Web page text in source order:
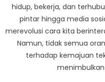
hidup, bekerja, dan
pintar hingga media
merevolusi cara kita
Namun, tidak semua
terhadap kemajuan